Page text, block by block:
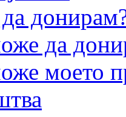
да
моето